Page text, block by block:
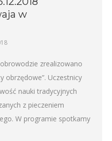
w
zrealizowano
obrzędowe”. Uczestnicy
nauki tradycyjnych
z pieczeniem
W programie spotkamy